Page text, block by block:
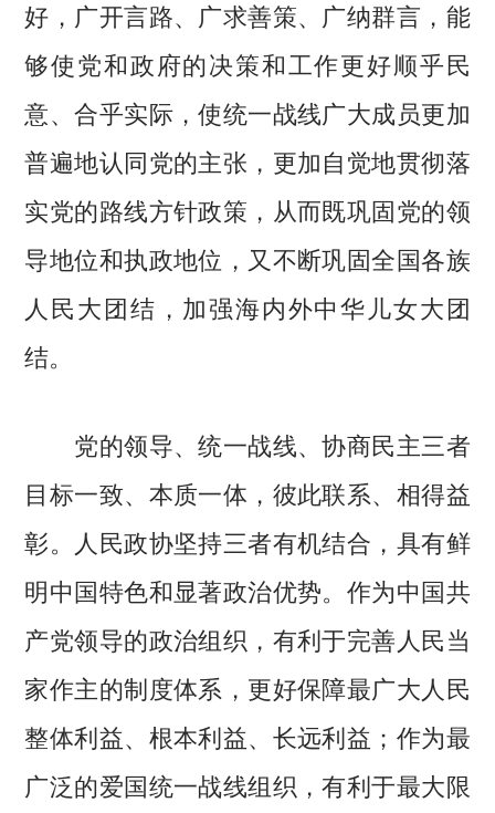
好，广开言路、广求善策、广纳群言，能
够使党和政府的决策和工作更好顺乎民
意、合乎实际，使统一战线广大成员更加
普遍地认同党的主张，更加自觉地贯彻落
实党的路线方针政策，从而既巩固党的领
导地位和执政地位，又不断巩固全国各族
人民大团结，加强海内外中华儿女大团
结。
党的领导、统一战线、协商民主三者
目标一致、本质一体，彼此联系、相得益
彰。人民政协坚持三者有机结合，具有鲜
明中国特色和显著政治优势。作为中国共
产党领导的政治组织，有利于完善人民当
家作主的制度体系，更好保障最广大人民
整体利益、根本利益、长远利益；作为最
广泛的爱国统一战线组织，有利于最大限